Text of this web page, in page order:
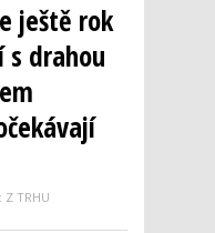
ještě rok
drahou
Z TRHU